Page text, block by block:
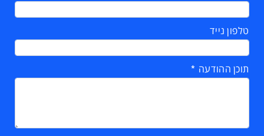
טלפון נייד
תוכן ההודעה